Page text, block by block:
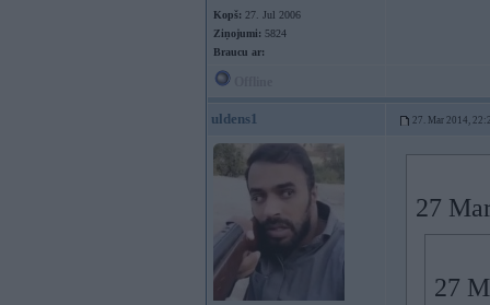
Kopš: 27. Jul 2006
Ziņojumi: 5824
Braucu ar:
uldens1 27. Mar 2014,
27
27